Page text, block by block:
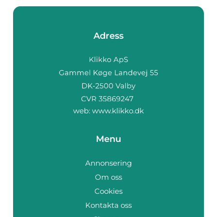
Adress
web: www.klikko.dk
Menu
Annonsering
Om oss
Cookies
Kontakta oss